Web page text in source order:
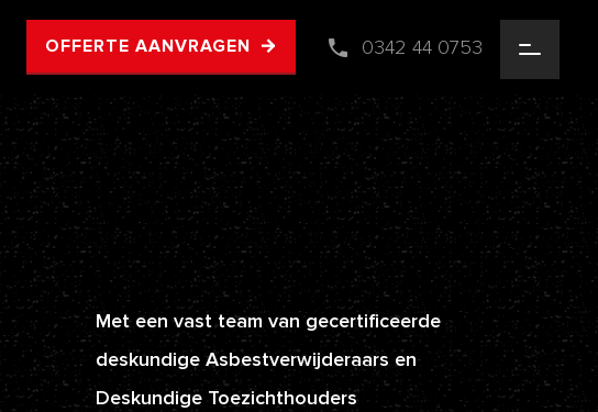
OFFERTE AANVRAGEN 0342 44 0753
Met een vast team van gecertificeerde
deskundige Asbestverwijderaars en
Deskundige Toezichthouders